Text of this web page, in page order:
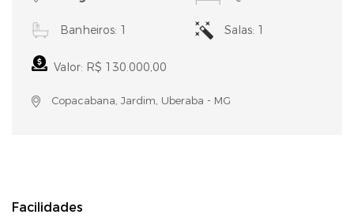
Banheiros: 1 Salas: 1
Valor: R$ 130.000,00
Copacabana, Jardim, Uberaba - MG
Facilidades